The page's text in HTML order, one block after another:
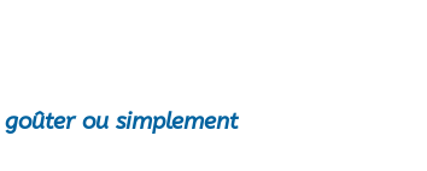
ou simplement